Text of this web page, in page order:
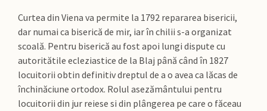
Curtea din Viena va permite la 1792 repararea bisericii,
dar numai ca biserică de mir, iar în chilii s-a organizat
scoală. Pentru biserică au fost apoi lungi dispute cu
autoritătile ecleziastice de la Blaj până când în 1827
locuitorii obtin definitiv dreptul de a o avea ca lăcas de
închinăciune ortodox. Rolul asezământului pentru
locuitorii din jur reiese si din plângerea pe care o făceau